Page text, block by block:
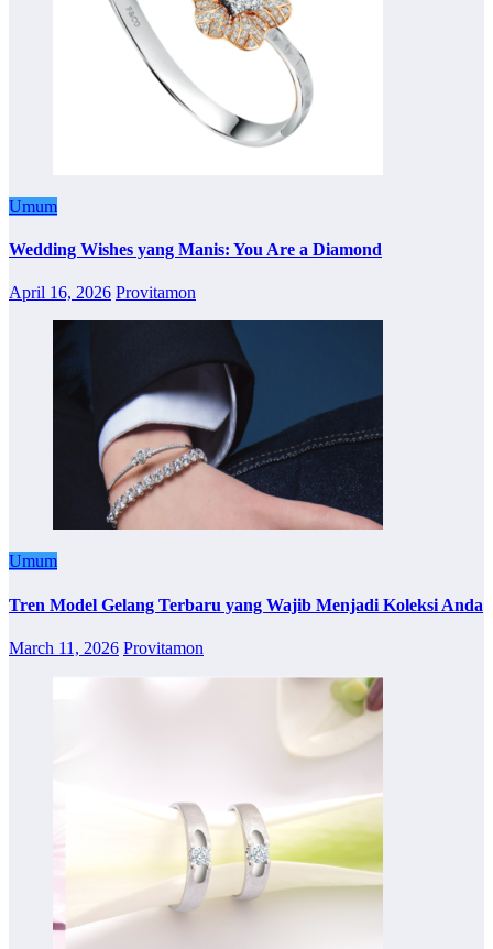
Umum
Wedding Wishes yang Manis: You Are a Diamond
April 16, 2026 Provitamon
Umum
Tren Model Gelang Terbaru yang Wajib Menjadi Koleksi Anda
March 11, 2026 Provitamon